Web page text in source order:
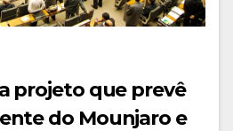
projeto que prevê
do Mounjaro e